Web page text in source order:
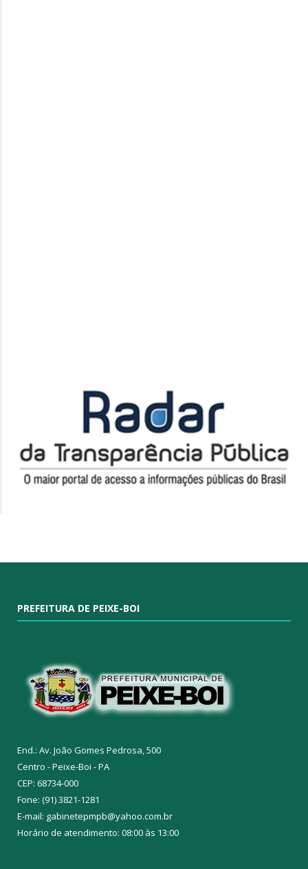
PREFEITURA DE PEIXE-BOI
End.: Av. João Gomes Pedrosa, 500
Centro - Peixe-Boi - PA
CEP: 68734-000
Fone: (91) 3821-1281
E-mail: gabinetepmpb@yahoo.com.br
Horário de atendimento: 08:00 às 13:00